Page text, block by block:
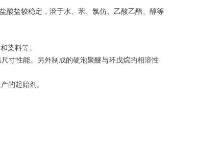
酸盐较稳定，溶于水、苯、氯仿、乙酸乙酯、醇等
染料等。
寸性能。另外制成的硬泡聚醚与环戊烷的相溶性
的起始剂。